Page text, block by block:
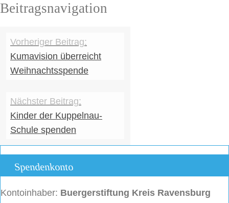
Beitragsnavigation
Kumavision überreicht
Weihnachtsspende
Kinder der Kuppelnau-
Schule spenden
Spendenkonto
Kontoinhaber: Buergerstiftung Kreis Ravensburg